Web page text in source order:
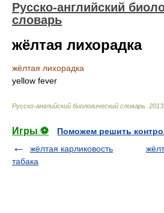
Русско-английский
словарь
жёлтая лихорадка
жёлтая лихорадка
yellow fever
Русско-английский биологический словарь 2013
Игры ⚽
Поможем решить
жёлтая карликовость
табака